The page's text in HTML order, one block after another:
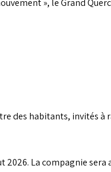
», le Grand
des habitants, invités
La compagnie